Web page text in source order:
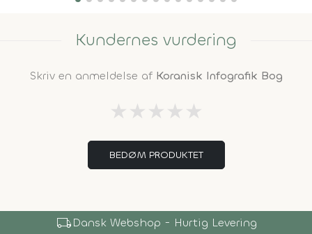
Kundernes vurdering
Skriv en anmeldelse af Koranisk Infografik Bog
★ ★ ★ ★ ★
BEDØM PRODUKTET
local_shippingDansk Webshop - Hurtig Levering